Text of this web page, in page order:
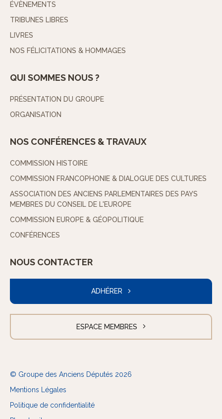
ÉVÈNEMENTS
TRIBUNES LIBRES
LIVRES
NOS FÉLICITATIONS & HOMMAGES
QUI SOMMES NOUS ?
PRÉSENTATION DU GROUPE
ORGANISATION
NOS CONFÉRENCES & TRAVAUX
COMMISSION HISTOIRE
COMMISSION FRANCOPHONIE & DIALOGUE DES CULTURES
ASSOCIATION DES ANCIENS PARLEMENTAIRES DES PAYS
MEMBRES DU CONSEIL DE L'EUROPE
COMMISSION EUROPE & GÉOPOLITIQUE
CONFÉRENCES
NOUS CONTACTER
ADHÉRER
ESPACE MEMBRES
© Groupe des Anciens Députés 2026
Mentions Légales
Politique de confidentialité